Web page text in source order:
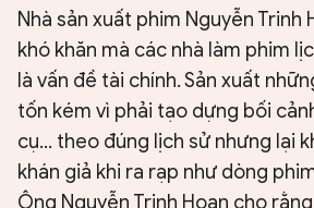
Nhà sản xuất phim Nguyễn Trinh
khó khăn mà các nhà làm phim
là vấn đề tài chính. Sản xuất
tốn kém vì phải tạo dựng bối
cụ... theo đúng lịch sử nhưng lại
khán giả khi ra rạp như dòng
Ông Nguyễn Trinh Hoan cho